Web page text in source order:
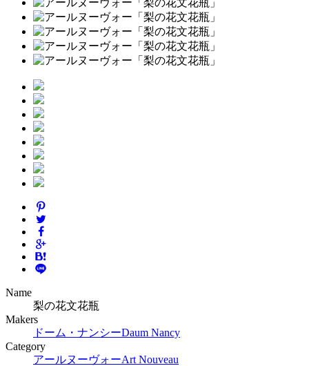
Name
梨の花文花瓶
Makers
ドーム・ナンシーDaum Nancy
Category
アールヌーヴォーArt Nouveau